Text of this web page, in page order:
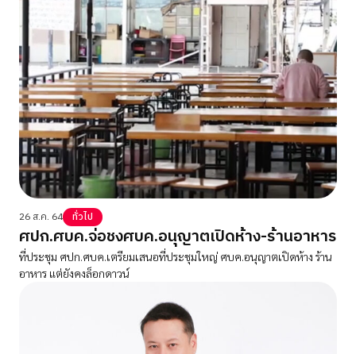
26 ส.ค. 64 ทั่วไป
ศปก.ศบค.จ่อชงศบค.อนุญาตเปิดห้าง-ร้านอาหาร
ที่ประชุม ศปก.ศบค.เตรียมเสนอที่ประชุมใหญ่ ศบค.อนุญาตเปิดห้าง ร้าน
อาหาร แต่ยังคงล็อกดาวน์